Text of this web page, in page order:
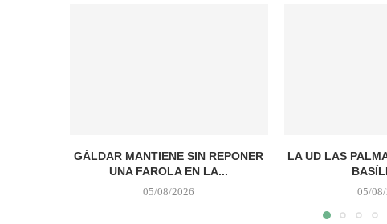
GÁLDAR MANTIENE SIN REPONER
UNA FAROLA EN LA...
05/08/2026
LA UD LAS
05/